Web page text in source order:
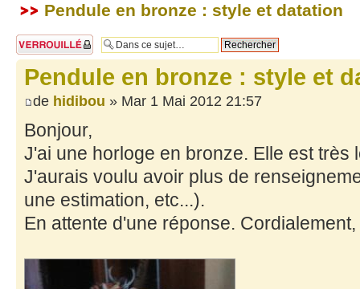
Pendule en bronze : style et datation
Sujet verrouillé
Pendule en bronze : style et
de hidibou » Mar 1 Mai 2012 21:57
Bonjour,
J'ai une horloge en bronze. Elle est très
J'aurais voulu avoir plus de
une estimation, etc...).
En attente d'une réponse. Cordialement,